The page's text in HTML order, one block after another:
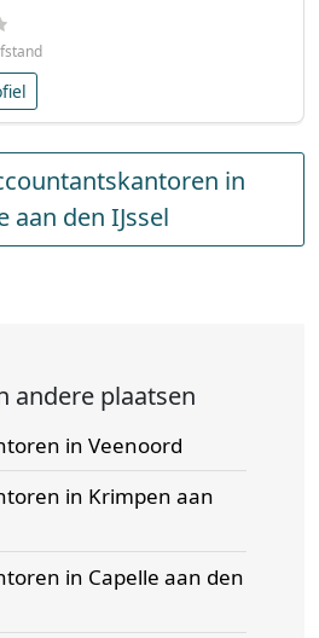
in
aan den IJssel
andere plaatsen
in Veenoord
in Krimpen aan
in Capelle aan den